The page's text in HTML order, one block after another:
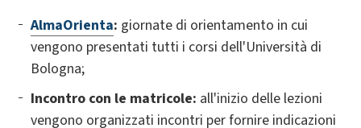
AlmaOrienta: giornate di orientamento in cui
vengono presentati tutti i corsi dell'Università di
Bologna;
Incontro con le matricole: all'inizio delle lezioni
vengono organizzati incontri per fornire indicazioni